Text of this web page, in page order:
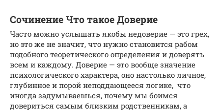
Сочинение Что такое Доверие
Часто можно услышать якобы недоверие — это грех,
но это же не значит, что нужно становится рабом
подобного теоретического определения и доверять
всем и каждому. Доверие — это вообще значение
психологического характера, оно настолько личное,
глубинное и порой неподдающееся логике, что
иногда задумываешься, почему мы боимся
довериться самым близким родственникам, а